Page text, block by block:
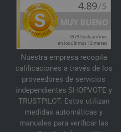
Nuestra empresa recopila
calificaciones a través de los
proveedores de servicios
independientes SHOPVOTE y
TRUSTPILOT. Estos utilizan
medidas automáticas y
manuales para verificar las